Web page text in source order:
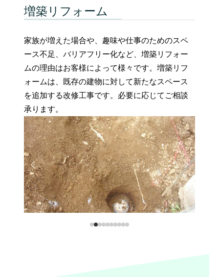
増築リフォーム
家族が増えた場合や、趣味や仕事のためのスペ
ース不足、バリアフリー化など、増築リフォー
ムの理由はお客様によって様々です。増築リフ
ォームは、既存の建物に対して新たなスペース
を追加する改修工事です。必要に応じてご相談
承ります。